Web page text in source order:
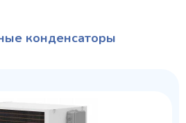
конденсаторы